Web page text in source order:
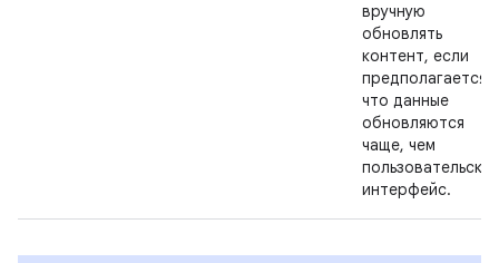
вручную
обновлять
контент, если
предполагается,
что данные
обновляются
чаще, чем
пользовательский
интерфейс.